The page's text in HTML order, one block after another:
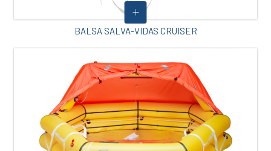
BALSA SALVA-VIDAS CRUISER